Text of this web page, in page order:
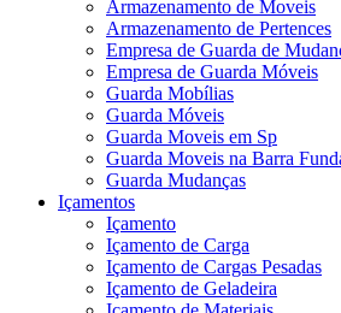
Armazenamento de Moveis
Armazenamento de Pertences
Empresa de Guarda de
Empresa de Guarda Móveis
Guarda Mobílias
Guarda Móveis
Guarda Moveis em Sp
Guarda Moveis na Barra
Guarda Mudanças
Içamentos
Içamento
Içamento de Carga
Içamento de Cargas Pesadas
Içamento de Geladeira